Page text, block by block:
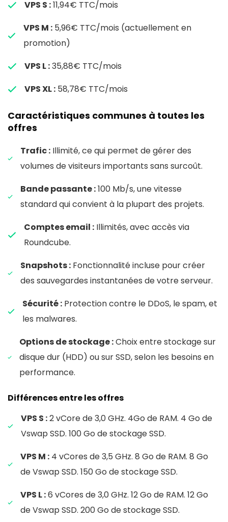
VPS S :11,94€ TTC/mois
VPS M : 5,96€ TTC/mois (actuellement en
promotion)
VPS L :35,88€ TTC/mois
VPS XL : 58,78€ TTC/mois
Caractéristiques communes à toutes les
offres
Trafic : Illimité, ce qui permet de gérer des
volumes de visiteurs importants sans surcoût.
Bande passante :100 Mb/s, une vitesse
standard qui convient à la plupart des projets.
Comptes email :Illimités, avec accès via
Roundcube.
Snapshots :Fonctionnalité incluse pour créer
des sauvegardes instantanées de votre serveur.
Sécurité : Protection contre le DDoS, le spam, et
les malwares.
Options de stockage :Choix entre stockage sur
disque dur (HDD) ou sur SSD, selon les besoins en
performance.
Différences entre les offres
VPS S :2 vCore de 3,0 GHz. 4Go de RAM. 4 Go de
Vswap SSD. 100 Go de stockage SSD.
VPS M : 4 vCores de 3,5 GHz. 8 Go de RAM. 8 Go
de Vswap SSD. 150 Go de stockage SSD.
VPS L :6 vCores de 3,0 GHz. 12 Go de RAM. 12 Go
de Vswap SSD. 200 Go de stockage SSD.